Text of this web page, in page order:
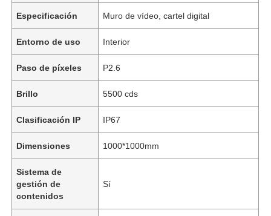
Especificación Muro de vídeo, cartel digital
Entorno de uso Interior
Paso de píxeles P2.6
Brillo 5500 cds
Clasificación IP IP67
Dimensiones 1000*1000mm
Sistema de
gestión de
contenidos
Sí